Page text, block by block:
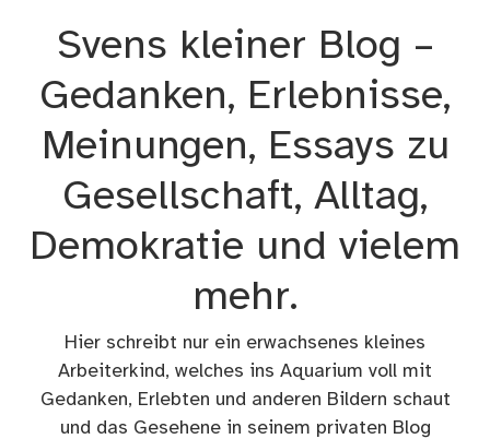
Svens kleiner Blog –
Gedanken, Erlebnisse,
Meinungen, Essays zu
Gesellschaft, Alltag,
Demokratie und vielem
mehr.
Hier schreibt nur ein erwachsenes kleines
Arbeiterkind, welches ins Aquarium voll mit
Gedanken, Erlebten und anderen Bildern schaut
und das Gesehene in seinem privaten Blog